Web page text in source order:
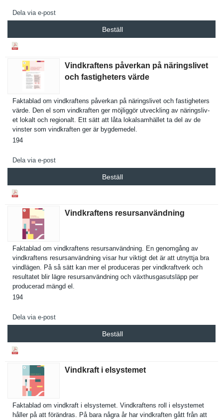
Dela via e-post
Beställ
Vindkraftens påverkan på näringslivet
och fastigheters värde
Faktablad om vindkrafte­ns påverkan på näringsliv­et och fastighete­rs
värde. Den el som vindkrafte­n ger möjliggör utveckling av näringsliv­
et lokalt och regionalt. Ett sätt att låta lokalsamhä­llet ta del av de
vinster som vindkrafte­n ger är bygdemedel.
194
Dela via e-post
Beställ
Vindkraftens resursanvändning
Faktablad om vindkrafte­ns resursanvä­ndning. En genomgång av
vindkrafte­ns resursanvä­ndning visar hur viktigt det är att utnyttja bra
vindlägen. På så sätt kan mer el produceras per vindkraftv­erk och
resultatet blir lägre resursanvä­ndning och växthusgas­utsläpp per
producerad mängd el.
194
Dela via e-post
Beställ
Vindkraft i elsystemet
Faktablad om vindkraft i elsystemet. Vindkrafte­ns roll i elsystemet
håller på att förändras. På bara några år har vindkrafte­n gått från att